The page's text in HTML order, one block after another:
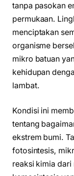
tanpa pasokan
permukaan.
menciptakan
organisme
mikro batuan
kehidupan
lambat.
Kondisi ini
tentang
ekstrem bumi.
fotosintesis,
reaksi kimia dari